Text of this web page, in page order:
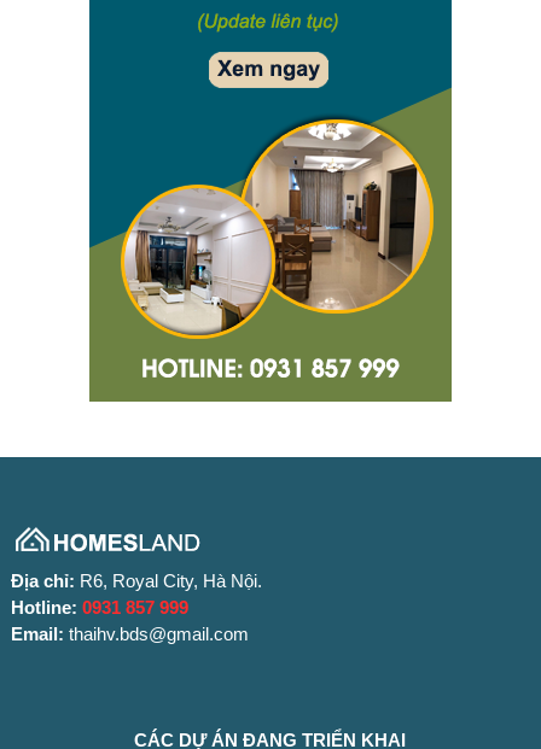
Địa chỉ: R6, Royal City, Hà Nội.
Hotline: 0931 857 999
Email: thaihv.bds@gmail.com
CÁC DỰ ÁN ĐANG TRIỂN KHAI